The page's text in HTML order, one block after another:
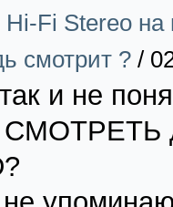
Hi-Fi Stereo
смотрит ? /
и не
СМОТРЕТЬ